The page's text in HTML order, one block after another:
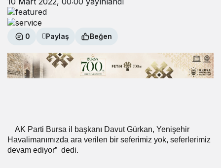
0 Paylaş Beğen
AK Parti Bursa il başkanı Davut Gürkan, Yenişehir
Havalimanımızda ara verilen bir seferimiz yok, seferlerimiz
devam ediyor” dedi.